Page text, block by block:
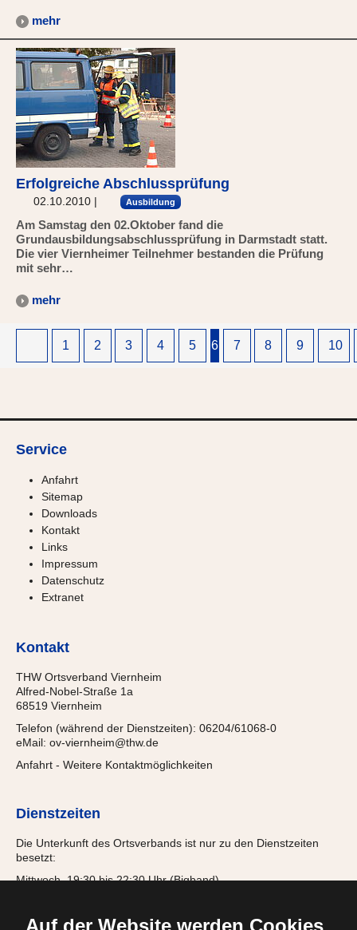
Auf der Website werden Cookies
mehr
Erfolgreiche Abschlussprüfung
02.10.2010 | Ausbildung
Am Samstag den 02.Oktober fand die
Grundausbildungsabschlussprüfung in Darmstadt statt.
Die vier Viernheimer Teilnehmer bestanden die Prüfung
mit sehr…
mehr
1 2 3 4 5 6 7 8 9 10
Service
Anfahrt
Sitemap
Downloads
Kontakt
Links
Impressum
Datenschutz
Extranet
Kontakt
THW Ortsverband Viernheim
Alfred-Nobel-Straße 1a
68519 Viernheim
Telefon (während der Dienstzeiten): 06204/61068-0
eMail: ov-viernheim@thw.de
Anfahrt - Weitere Kontaktmöglichkeiten
Dienstzeiten
Die Unterkunft des Ortsverbands ist nur zu den Dienstzeiten
besetzt:
Mittwoch, 19:30 bis 22:30 Uhr (Bigband)